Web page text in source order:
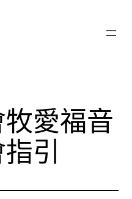
愛福音
引